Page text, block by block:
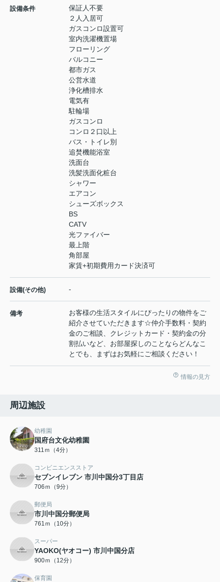
設備条件
保証人不要
２人入居可
ガスコンロ設置可
室内洗濯機置場
フローリング
バルコニー
都市ガス
公営水道
浄化槽排水
電気有
駐輪場
ガスコンロ
コンロ２口以上
バス・トイレ別
追焚機能浴室
洗面台
洗髪洗面化粧台
シャワー
エアコン
シューズボックス
BS
CATV
光ファイバー
最上階
角部屋
家賃+初期費用カード決済可
設備(その他) -
備考
お客様の生活スタイルにぴったりの物件をご
紹介させていただきます☆仲介手数料・契約
金のご相談、クレジットカード・契約金の分
割払いなど、お部屋探しのことならどんなこ
とでも、まずはお気軽にご相談ください！
情報の見方
周辺施設
幼稚園
国府台文化幼稚園
311ｍ（4分）
コンビニエンスストア
セブンイレブン 市川中国分3丁目店
706ｍ（9分）
郵便局
市川中国分郵便局
761ｍ（10分）
スーパー
YAOKO(ヤオコー) 市川中国分店
900ｍ（12分）
保育園